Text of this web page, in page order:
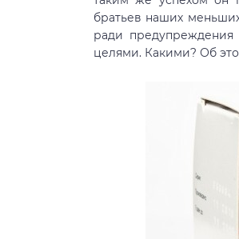
братьев наших
ради
целями. Какими? Об